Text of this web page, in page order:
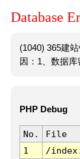
Database
(1040) 365建
因：1、数据库
PHP Debug
No. File
1
/